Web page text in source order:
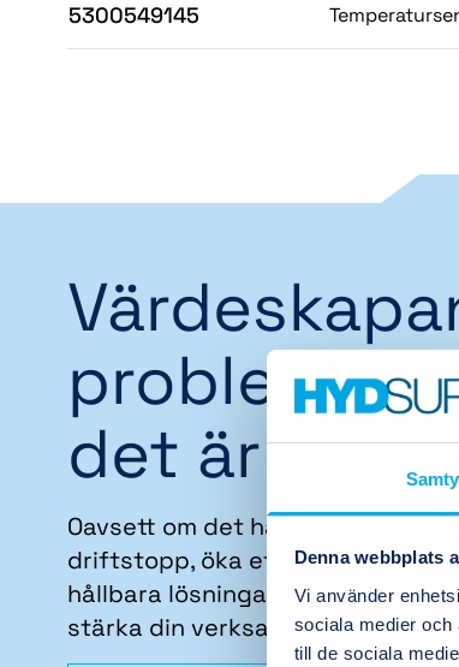
Denna webbplats
Vi använder
sociala medier och
till de sociala
5300549145
det är vi
Oavsett om det handlar om att
driftstopp, öka effektiviteten
hållbara lösningar för framtiden,
stärka din verksamhet.